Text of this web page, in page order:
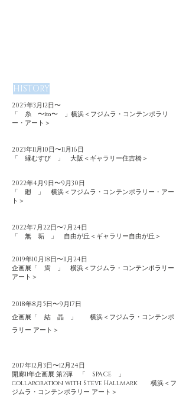
HISTORY
2025年3月12日〜
「 糸 〜ito〜 」 横浜 ＜フジムラ・コンテンポラリ
ー・アート＞
2023年11月10日〜11月16日
「 縁むすび 」 大阪 ＜ギャラリー住吉橋＞
2022年4月9日〜9月30日
「 廻 」 横浜 ＜フジムラ・コンテンポラリー・アー
ト＞
2022年7月22日〜7月24日
「 無 垢 」 自由が丘＜ギャラリー自由が丘＞
2019年10月18日〜11月24日
企画展「 焉 」 横浜＜フジムラ・コンテンポラリー
アート＞
2018年8月5日〜9月17日
企画展「 結 晶 」 横浜＜フジムラ・コンテンポ
ラリー アート＞
2017年12月3日〜12月24日
開廊11年企画展 第2弾 「 SPACE 」
collaboration with Steve Hallmark 横浜＜フ
ジムラ・コンテンポラリー アート＞